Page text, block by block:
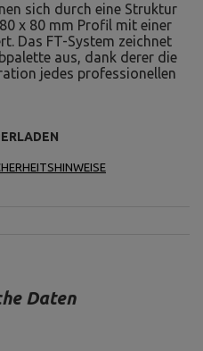
sich durch eine Struktur
x 80 mm Profil mit einer
Das FT-System zeichnet
aus, dank derer die
jedes professionellen
Daten